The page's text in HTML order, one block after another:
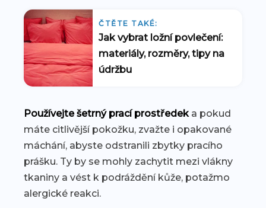
ČTĚTE TAKÉ:
Jak vybrat ložní povlečení:
materiály, rozměry, tipy na
údržbu
Používejte šetrný prací prostředeka pokud
máte citlivější pokožku, zvažte i opakované
máchání, abyste odstranili zbytky pracího
prášku. Ty by se mohly zachytit mezi vlákny
tkaniny a vést k podráždění kůže, potažmo
alergické reakci.